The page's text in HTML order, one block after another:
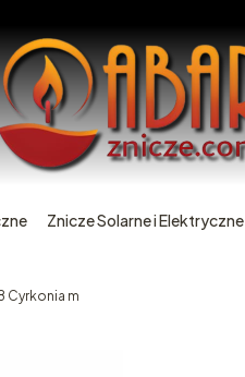
Znicze Solarne i Elektryczne
Cyrkonia m